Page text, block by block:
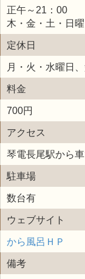
正午～21：00
木・金・土・日
定休日
月・火・水曜日
料金
700円
アクセス
琴電長尾駅から
駐車場
数台有
ウェブサイト
から風呂ＨＰ
備考